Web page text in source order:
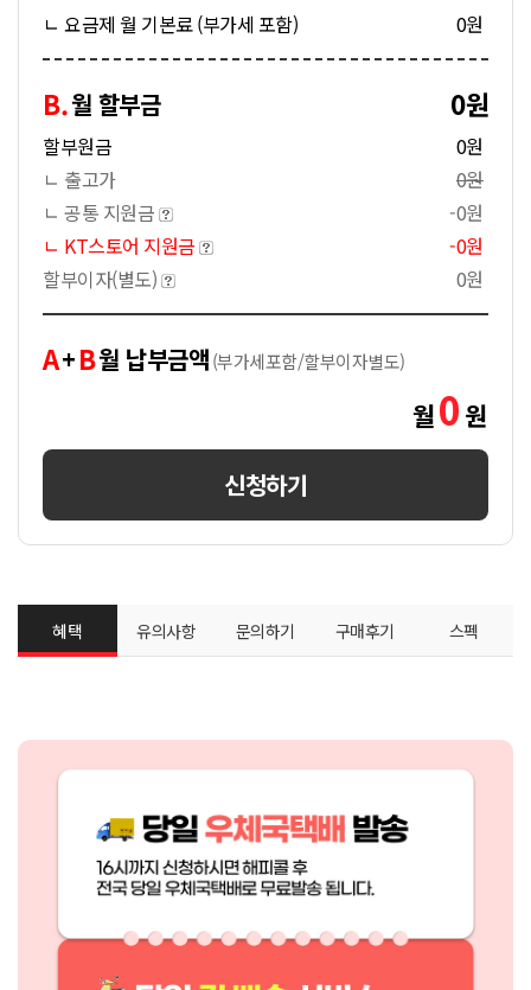
ㄴ 요금제 월 기본료 (부가세 포함) 0원
B.월 할부금 0원
할부원금
0원
ㄴ 출고가
0원
ㄴ 공통 지원금
-0원
ㄴ KT스토어 지원금
-0원
할부이자(별도)
0원
A+B월 납부금액(부가세포함/할부이자별도)
월0 원
신청하기
혜택 유의사항 문의하기 구매후기 스펙